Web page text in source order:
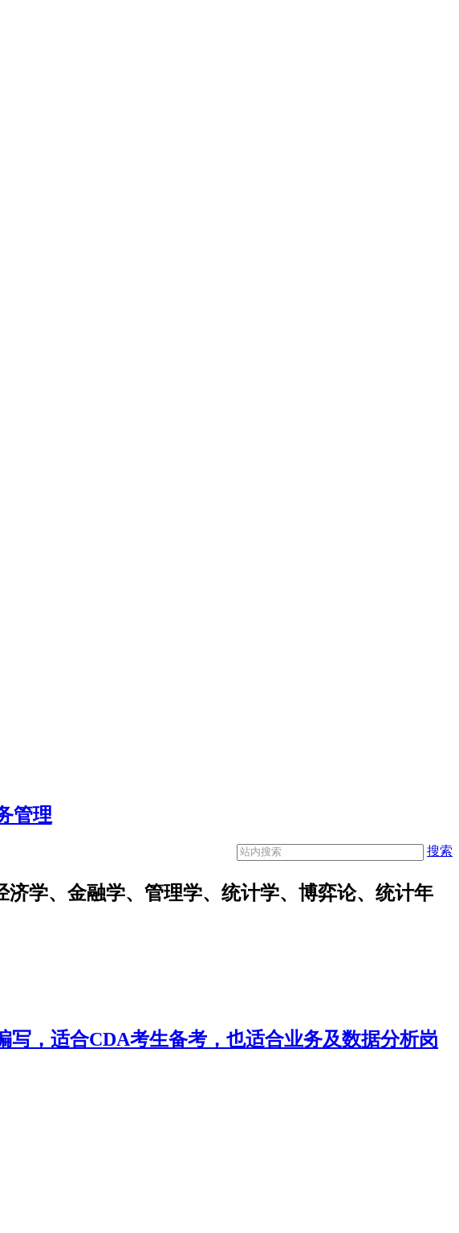
管理
搜索
学、金融学、管理学、统计学、博弈论、统计年
，适合CDA考生备考，也适合业务及数据分析岗